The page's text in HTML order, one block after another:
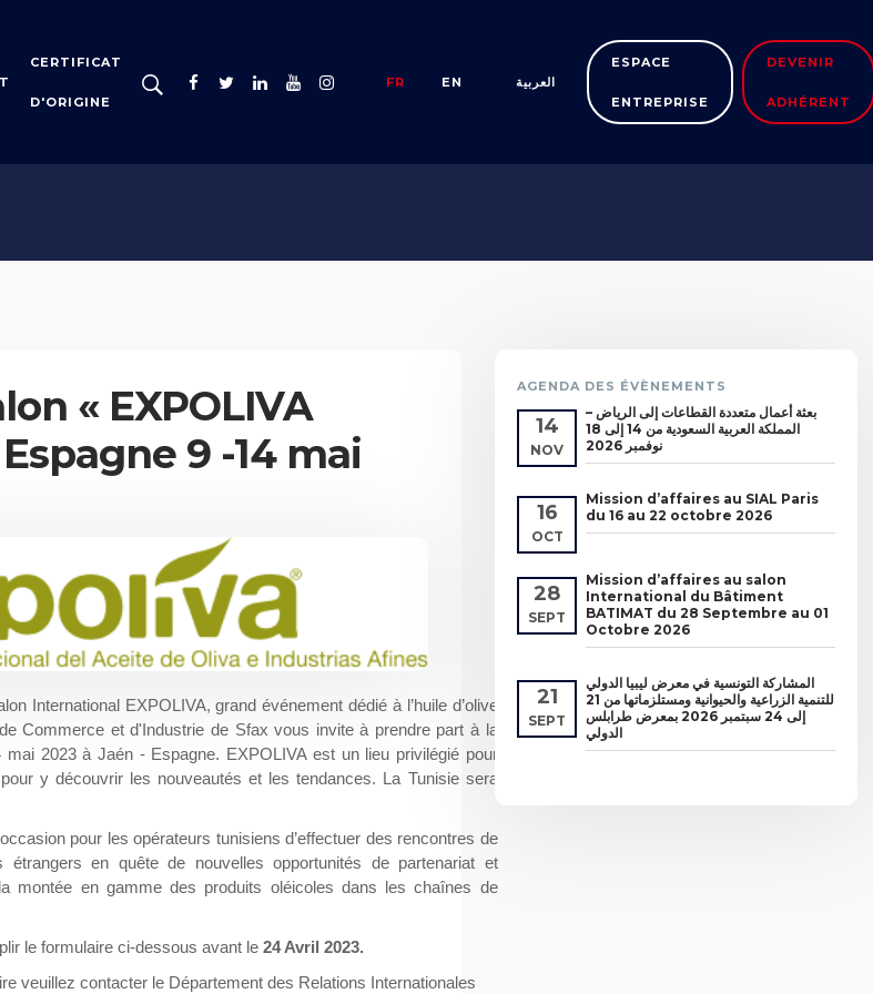
CERTIFICAT
D'ORIGINE
FR EN العربية
ESPACE
ENTREPRISE
DEVENIR
ADHÉRENT
« EXPOLIVA
9 -14 mai
International EXPOLIVA, grand événement dédié à l’huile d’olive
Commerce et d'Industrie de Sfax vous invite à prendre part à la
mai 2023 à Jaén - Espagne. EXPOLIVA est un lieu privilégié pour
y découvrir les nouveautés et les tendances. La Tunisie sera
pour les opérateurs tunisiens d’effectuer des rencontres de
étrangers en quête de nouvelles opportunités de partenariat et
montée en gamme des produits oléicoles dans les chaînes de
le formulaire ci-dessous avant le 24 Avril 2023.
veuillez contacter le Département des Relations Internationales
AGENDA DES ÉVÈNEMENTS
14
NOV
بعثة أعمال متعددة القطاعات إلى الرياض –
المملكة العربية السعودية من 14 إلى 18
نوفمبر 2026
16
OCT
Mission d’affaires au SIAL Paris
du 16 au 22 octobre 2026
28
SEPT
Mission d’affaires au salon
International du Bâtiment
BATIMAT du 28 Septembre au 01
Octobre 2026
21
SEPT
المشاركة التونسية في معرض ليبيا الدولي
للتنمية الزراعية والحيوانية ومستلزماتها من 21
إلى 24 سبتمبر 2026 بمعرض طرابلس
الدولي